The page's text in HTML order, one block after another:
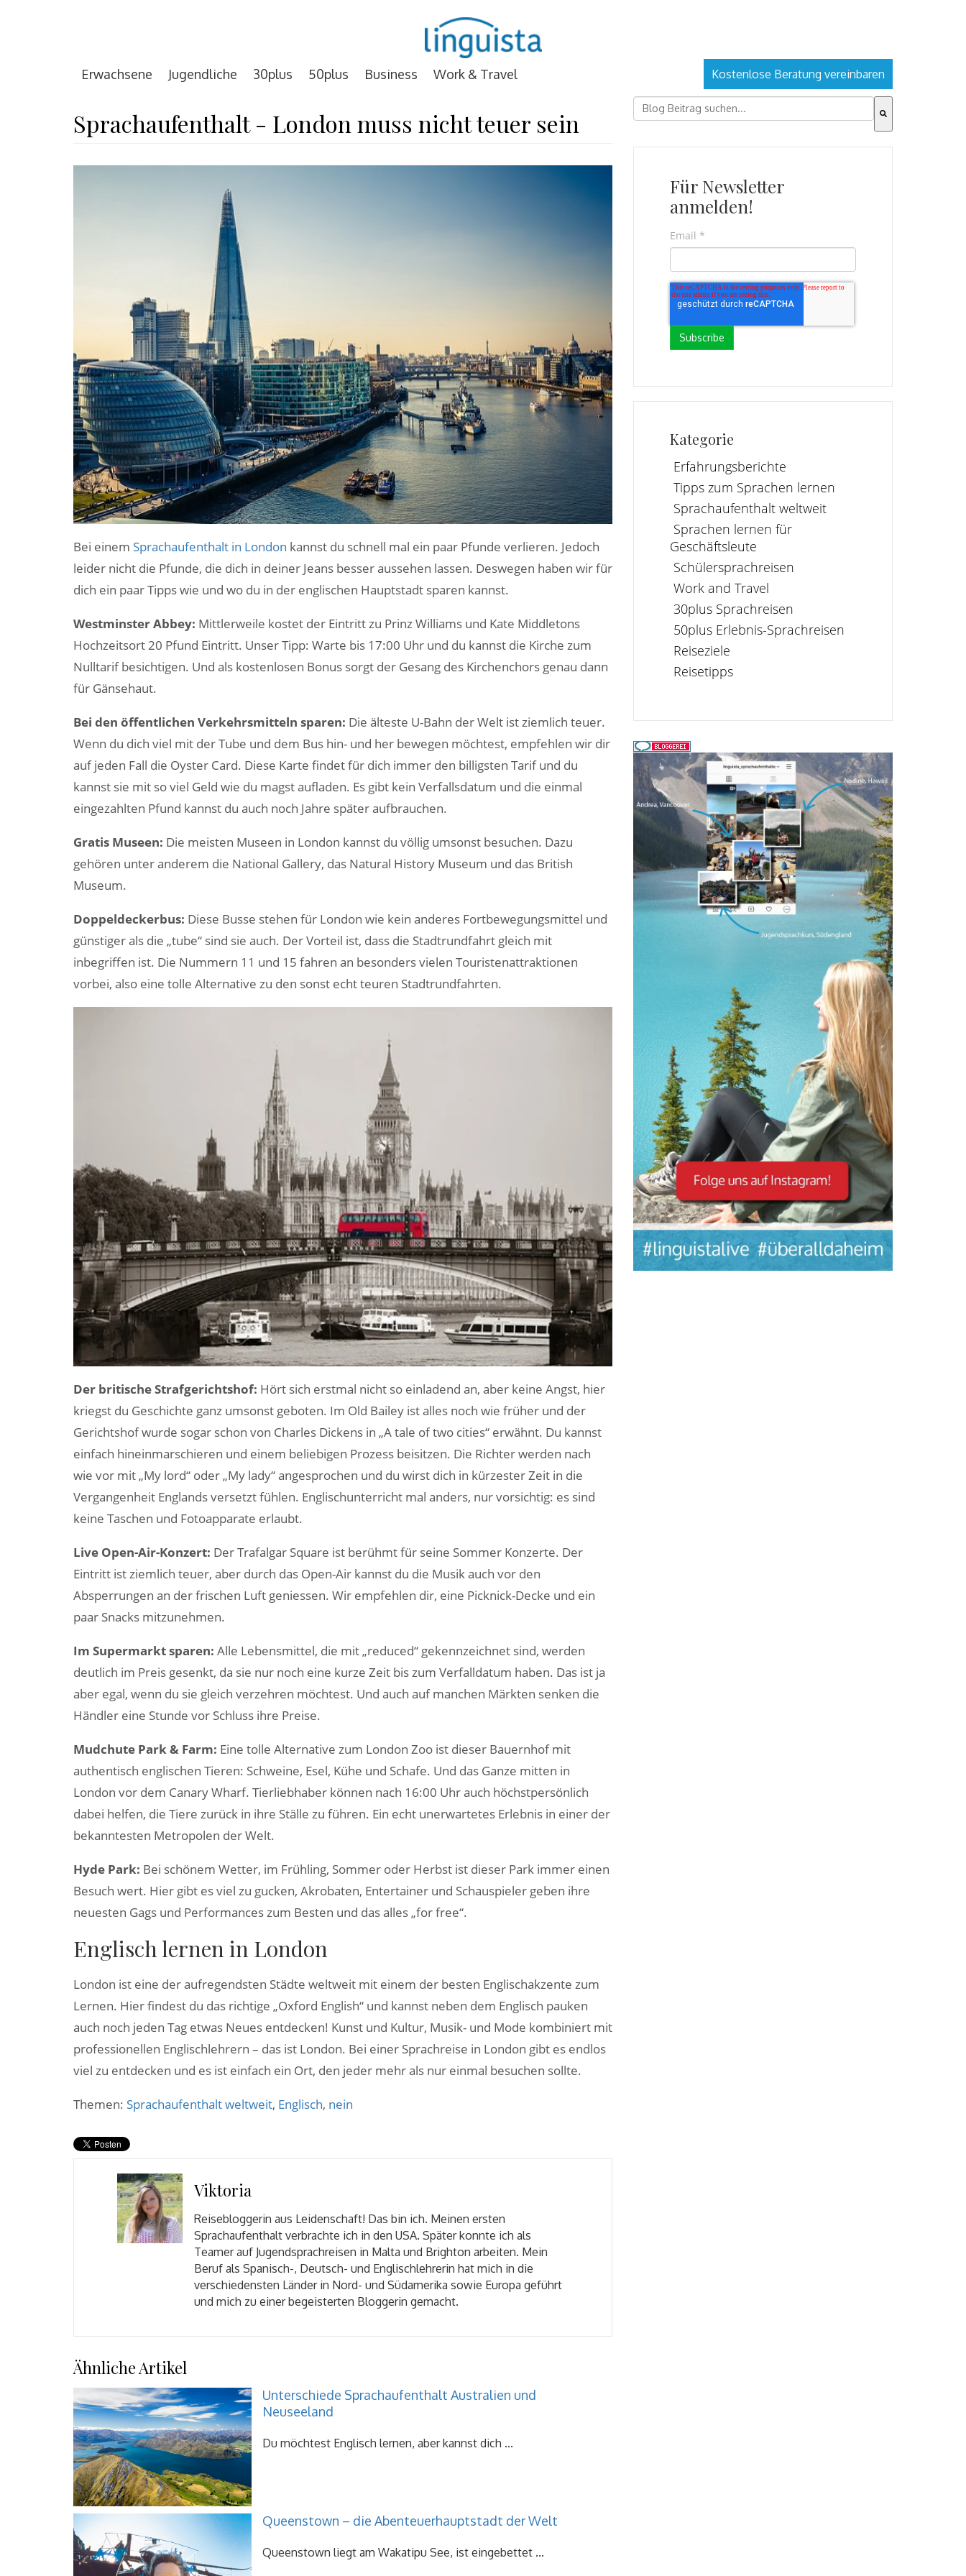
Erwachsene Jugendliche 30plus 50plus Business Work & Travel Kostenlose Beratung vereinbaren
Sprachaufenthalt - London muss nicht teuer sein
Bei einem Sprachaufenthalt in London kannst du schnell mal ein paar Pfunde verlieren. Jedoch
leider nicht die Pfunde, die dich in deiner Jeans besser aussehen lassen. Deswegen haben wir für
dich ein paar Tipps wie und wo du in der englischen Hauptstadt sparen kannst.
Westminster Abbey: Mittlerweile kostet der Eintritt zu Prinz Williams und Kate Middletons
Hochzeitsort 20 Pfund Eintritt. Unser Tipp: Warte bis 17:00 Uhr und du kannst die Kirche zum
Nulltarif besichtigen. Und als kostenlosen Bonus sorgt der Gesang des Kirchenchors genau dann
für Gänsehaut.
Bei den öffentlichen Verkehrsmitteln sparen: Die älteste U-Bahn der Welt ist ziemlich teuer.
Wenn du dich viel mit der Tube und dem Bus hin- und her bewegen möchtest, empfehlen wir dir
auf jeden Fall die Oyster Card. Diese Karte findet für dich immer den billigsten Tarif und du
kannst sie mit so viel Geld wie du magst aufladen. Es gibt kein Verfallsdatum und die einmal
eingezahlten Pfund kannst du auch noch Jahre später aufbrauchen.
Gratis Museen: Die meisten Museen in London kannst du völlig umsonst besuchen. Dazu
gehören unter anderem die National Gallery, das Natural History Museum und das British
Museum.
Doppeldeckerbus: Diese Busse stehen für London wie kein anderes Fortbewegungsmittel und
günstiger als die „tube“ sind sie auch. Der Vorteil ist, dass die Stadtrundfahrt gleich mit
inbegriffen ist. Die Nummern 11 und 15 fahren an besonders vielen Touristenattraktionen
vorbei, also eine tolle Alternative zu den sonst echt teuren Stadtrundfahrten.
Der britische Strafgerichtshof: Hört sich erstmal nicht so einladend an, aber keine Angst, hier
kriegst du Geschichte ganz umsonst geboten. Im Old Bailey ist alles noch wie früher und der
Gerichtshof wurde sogar schon von Charles Dickens in „A tale of two cities“ erwähnt. Du kannst
einfach hineinmarschieren und einem beliebigen Prozess beisitzen. Die Richter werden nach
wie vor mit „My lord“ oder „My lady“ angesprochen und du wirst dich in kürzester Zeit in die
Vergangenheit Englands versetzt fühlen. Englischunterricht mal anders, nur vorsichtig: es sind
keine Taschen und Fotoapparate erlaubt.
Live Open-Air-Konzert: Der Trafalgar Square ist berühmt für seine Sommer Konzerte. Der
Eintritt ist ziemlich teuer, aber durch das Open-Air kannst du die Musik auch vor den
Absperrungen an der frischen Luft geniessen. Wir empfehlen dir, eine Picknick-Decke und ein
paar Snacks mitzunehmen.
Im Supermarkt sparen: Alle Lebensmittel, die mit „reduced“ gekennzeichnet sind, werden
deutlich im Preis gesenkt, da sie nur noch eine kurze Zeit bis zum Verfalldatum haben. Das ist ja
aber egal, wenn du sie gleich verzehren möchtest. Und auch auf manchen Märkten senken die
Händler eine Stunde vor Schluss ihre Preise.
Mudchute Park & Farm: Eine tolle Alternative zum London Zoo ist dieser Bauernhof mit
authentisch englischen Tieren: Schweine, Esel, Kühe und Schafe. Und das Ganze mitten in
London vor dem Canary Wharf. Tierliebhaber können nach 16:00 Uhr auch höchstpersönlich
dabei helfen, die Tiere zurück in ihre Ställe zu führen. Ein echt unerwartetes Erlebnis in einer der
bekanntesten Metropolen der Welt.
Hyde Park: Bei schönem Wetter, im Frühling, Sommer oder Herbst ist dieser Park immer einen
Besuch wert. Hier gibt es viel zu gucken, Akrobaten, Entertainer und Schauspieler geben ihre
neuesten Gags und Performances zum Besten und das alles „for free“.
Englisch lernen in London
London ist eine der aufregendsten Städte weltweit mit einem der besten Englischakzente zum
Lernen. Hier findest du das richtige „Oxford English“ und kannst neben dem Englisch pauken
auch noch jeden Tag etwas Neues entdecken! Kunst und Kultur, Musik- und Mode kombiniert mit
professionellen Englischlehrern – das ist London. Bei einer Sprachreise in London gibt es endlos
viel zu entdecken und es ist einfach ein Ort, den jeder mehr als nur einmal besuchen sollte.
Themen: Sprachaufenthalt weltweit, Englisch, nein
Viktoria
Reisebloggerin aus Leidenschaft! Das bin ich. Meinen ersten
Sprachaufenthalt verbrachte ich in den USA. Später konnte ich als
Teamer auf Jugendsprachreisen in Malta und Brighton arbeiten. Mein
Beruf als Spanisch-, Deutsch- und Englischlehrerin hat mich in die
verschiedensten Länder in Nord- und Südamerika sowie Europa geführt
und mich zu einer begeisterten Bloggerin gemacht.
Ähnliche Artikel
Unterschiede Sprachaufenthalt Australien und
Neuseeland
Du möchtest Englisch lernen, aber kannst dich ...
Queenstown – die Abenteuerhauptstadt der Welt
Queenstown liegt am Wakatipu See, ist eingebettet ...
Dies ist ein Suchfeld mit einer automatischen
Für Newsletter
anmelden!
Email *
Kategorie
Erfahrungsberichte
Tipps zum Sprachen lernen
Sprachaufenthalt weltweit
Sprachen lernen für
Geschäftsleute
Schülersprachreisen
Work and Travel
30plus Sprachreisen
50plus Erlebnis-Sprachreisen
Reiseziele
Reisetipps